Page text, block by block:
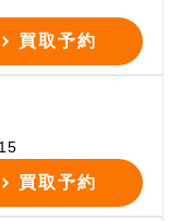
買取予約
買取予約